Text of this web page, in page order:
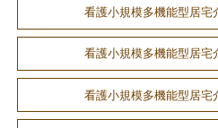
看護小規模多機能型居
看護小規模多機能型居
看護小規模多機能型居